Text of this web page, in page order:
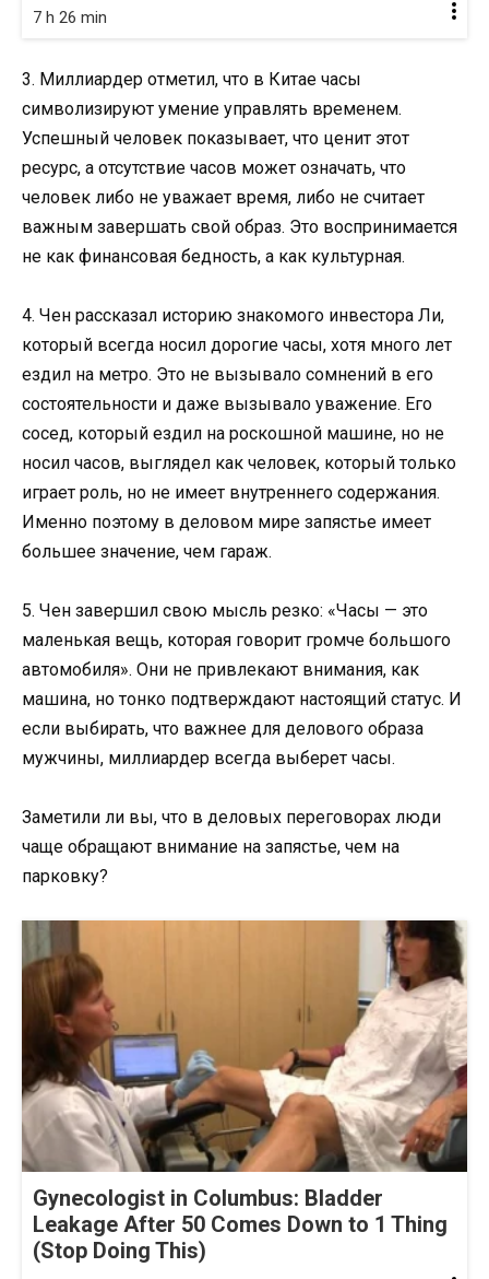
7 h 26 min
3. Миллиардер отметил, что в Китае часы
символизируют умение управлять временем.
Успешный человек показывает, что ценит этот
ресурс, а отсутствие часов может означать, что
человек либо не уважает время, либо не считает
важным завершать свой образ. Это воспринимается
не как финансовая бедность, а как культурная.
4. Чен рассказал историю знакомого инвестора Ли,
который всегда носил дорогие часы, хотя много лет
ездил на метро. Это не вызывало сомнений в его
состоятельности и даже вызывало уважение. Его
сосед, который ездил на роскошной машине, но не
носил часов, выглядел как человек, который только
играет роль, но не имеет внутреннего содержания.
Именно поэтому в деловом мире запястье имеет
большее значение, чем гараж.
5. Чен завершил свою мысль резко: «Часы — это
маленькая вещь, которая говорит громче большого
автомобиля». Они не привлекают внимания, как
машина, но тонко подтверждают настоящий статус. И
если выбирать, что важнее для делового образа
мужчины, миллиардер всегда выберет часы.
Заметили ли вы, что в деловых переговорах люди
чаще обращают внимание на запястье, чем на
парковку?
Gynecologist in Columbus: Bladder
Leakage After 50 Comes Down to 1 Thing
(Stop Doing This)